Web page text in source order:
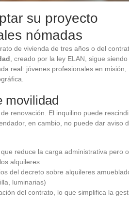
su proyecto
nómadas
de vivienda de tres años o del
, creado por la ley ELAN, sigue siendo
real: jóvenes profesionales en misión,
movilidad
renovación. El inquilino puede
en cambio, no puede dar aviso
reduce la carga administrativa pero
alquileres
del decreto sobre alquileres
luminarias)
del contrato, lo que simplifica la